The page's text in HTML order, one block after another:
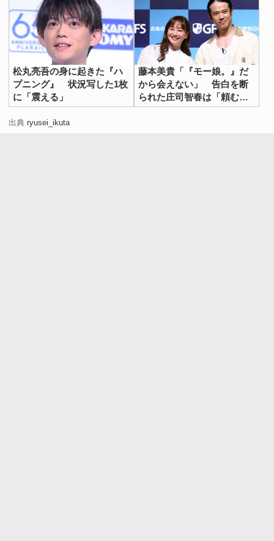
松丸亮吾の身に起きた『ハ
プニング』 状況写した1枚
に「震える」
藤本美貴「『モー娘。』だ
から会えない」 告白を断
られた庄司智春は「頼むか
ら最後に…」
出典 ryusei_ikuta